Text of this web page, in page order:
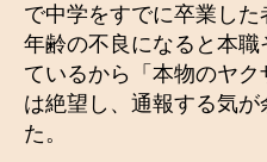
で中学をすでに卒業し
年齢の不良になると本
ているから「本物のヤ
は絶望し、通報する気
た。